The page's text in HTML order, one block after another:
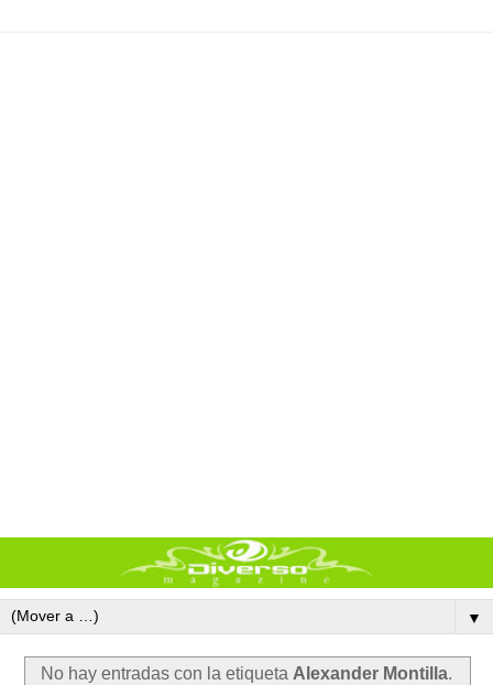
▼
No hay entradas con la etiqueta Alexander Montilla.